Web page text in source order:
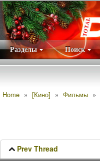
Разделы Поиск
Home » [Кино] » Фильмы »
Prev Thread